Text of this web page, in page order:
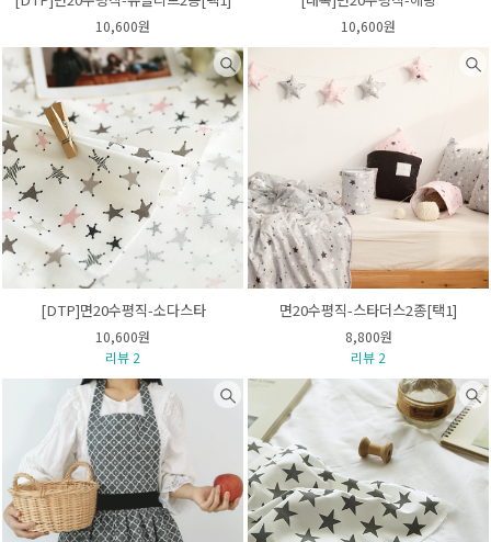
10,600원 10,600원
[DTP]면20수평직-소다스타
10,600원
리뷰 2
면20수평직-스타더스2종[택1]
8,800원
리뷰 2